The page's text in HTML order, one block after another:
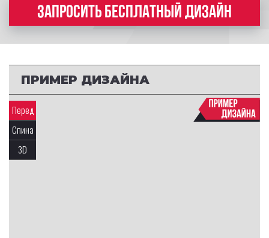
ЗАПРОСИТЬ БЕСПЛАТНЫЙ ДИЗАЙН
ПРИМЕР ДИЗАЙНА
Перед
Спина
3D